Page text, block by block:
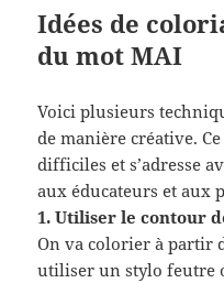
Idées de
du mot MAI
Voici plusieurs
de manière créative.
difficiles et s’adresse
aux éducateurs et aux
1. Utiliser le contour
On va colorier à partir
utiliser un stylo feutre